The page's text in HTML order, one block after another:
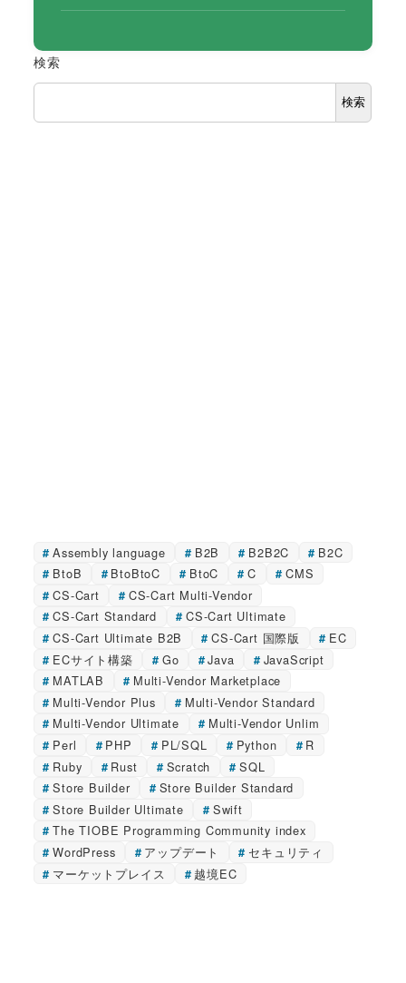
検索
検索
Assembly language B2B B2B2C
B2C
BtoB
BtoBtoC BtoC C
CMS
CS-Cart
CS-Cart Multi-Vendor
CS-Cart Standard
CS-Cart Ultimate
CS-Cart Ultimate B2B
CS-Cart 国際版
EC
ECサイト構築
Go Java
JavaScript
MATLAB
Multi-Vendor Marketplace
Multi-Vendor Plus
Multi-Vendor Standard
Multi-Vendor Ultimate
Multi-Vendor Unlim
Perl
PHP PL/SQL Python
R
Ruby
Rust Scratch
SQL
Store Builder
Store Builder Standard
Store Builder Ultimate
Swift
The TIOBE Programming Community index
WordPress
アップデート
セキュリティ
マーケットプレイス
越境EC